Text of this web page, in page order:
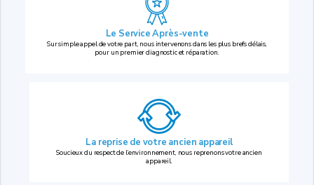
Le Service Après-vente
Sur simple appel de votre part, nous intervenons dans les plus brefs délais,
pour un premier diagnostic et réparation.
La reprise de votre ancien appareil
Soucieux du respect de l’environnement, nous reprenons votre ancien
appareil.